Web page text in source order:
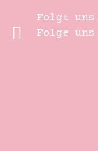
Folgt uns
Folge uns